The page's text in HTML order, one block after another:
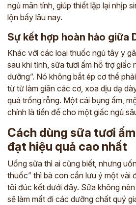
ngủ mãn tính, giúp thiết lập lại nhịp
lộn bấy lâu nay.
Sự kết hợp hoàn hảo giữa
Khác với các loại thuốc ngủ tây y
sau khi tỉnh, sữa tươi ấm hỗ trợ giấc
dưỡng”. Nó không bắt ép cơ thể
từ từ làm giãn các cơ, xoa dịu dạ
quá trống rỗng. Một cái bụng ấm,
chính là tiền đề cho một giấc ngủ
Cách dùng sữa tươi
đạt hiệu quả cao nhất
Uống sữa thì ai cũng biết, nhưng
thuốc” thì bà con cần lưu ý một vài
tôi đúc kết dưới đây. Sữa không
sẽ làm mất đi các dưỡng chất quý